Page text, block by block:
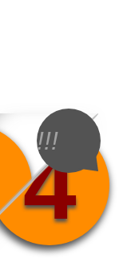
4
!!!